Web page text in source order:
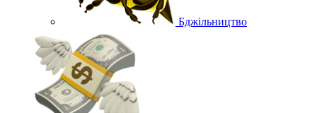
Бджільництво